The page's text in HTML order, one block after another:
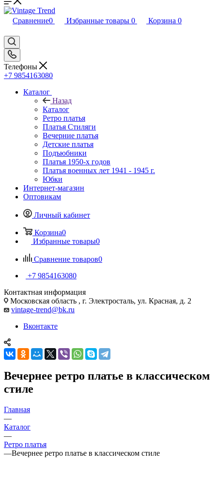
Сравнение0 Избранные товары 0 Корзина 0
Телефоны
+7 9854163080
Каталог
Назад
Каталог
Ретро платья
Платья Стиляги
Вечерние платья
Детские платья
Подъюбники
Платья 1950-х годов
Платья военных лет 1941 - 1945 г.
Юбки
Интернет-магазин
Оптовикам
Личный кабинет
Корзина0
Избранные товары0
Сравнение товаров0
+7 9854163080
Контактная информация
Московская область , г. Электросталь, ул. Красная, д. 2
vintage-trend@bk.ru
Вконтакте
Вечернее ретро платье в классическом
стиле
Главная
—
Каталог
—
Ретро платья
—Вечернее ретро платье в классическом стиле